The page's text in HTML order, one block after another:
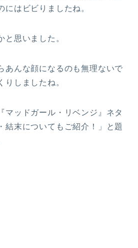
にはビビりましたね。
と思いました。
あんな顔になるのも無理ないで
りしましたね。
マッドガール・リベンジ』ネタ
結末についてもご紹介！」と題